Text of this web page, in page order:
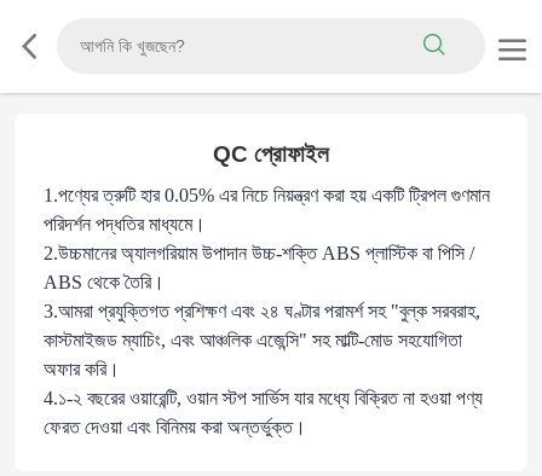
QC প্রোফাইল
1.পণ্যের ত্রুটি হার 0.05% এর নিচে নিয়ন্ত্রণ করা হয় একটি ট্রিপল গুণমান
পরিদর্শন পদ্ধতির মাধ্যমে।
2.উচ্চমানের অ্যালগরিয়াম উপাদান উচ্চ-শক্তি ABS প্লাস্টিক বা পিসি /
ABS থেকে তৈরি।
3.আমরা প্রযুক্তিগত প্রশিক্ষণ এবং ২৪ ঘণ্টার পরামর্শ সহ "বুল্ক সরবরাহ,
কাস্টমাইজড ম্যাচিং, এবং আঞ্চলিক এজেন্সি" সহ মাল্টি-মোড সহযোগিতা
অফার করি।
4.১-২ বছরের ওয়ারেন্টি, ওয়ান স্টপ সার্ভিস যার মধ্যে বিক্রিত না হওয়া পণ্য
ফেরত দেওয়া এবং বিনিময় করা অন্তর্ভুক্ত।